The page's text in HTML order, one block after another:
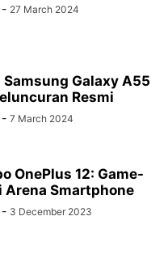
- 27 March 2024
Galaxy A55
Resmi
- 7 March 2024
OnePlus 12: Game-
Arena Smartphone
- 3 December 2023